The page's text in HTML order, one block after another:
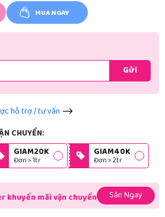
MUA NGAY
Gửi
hỗ trợ / tư vấn
CHUYỂN:
GIAM20K
Đơn > 1tr
GIAM40K
Đơn > 2tr
khuyến mãi vận chuyển Săn Ngay